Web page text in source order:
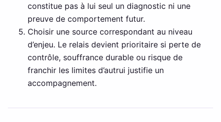
constitue pas à lui seul un diagnostic ni une
preuve de comportement futur.
Choisir une source correspondant au niveau
d’enjeu. Le relais devient prioritaire si perte de
contrôle, souffrance durable ou risque de
franchir les limites d’autrui justifie un
accompagnement.